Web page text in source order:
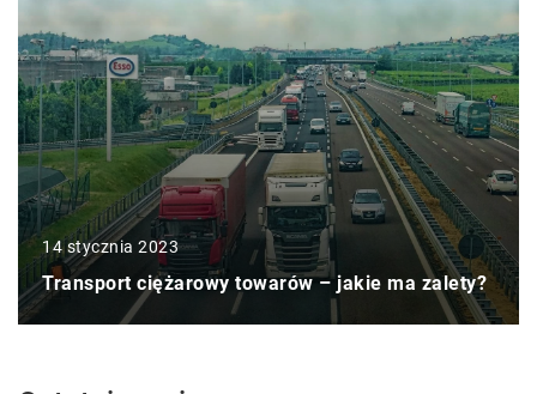
14 stycznia 2023
Transport ciężarowy towarów – jakie ma zalety?